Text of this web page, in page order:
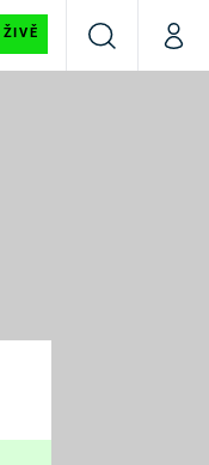
ŽIVĚ
VyhledáváníMůj